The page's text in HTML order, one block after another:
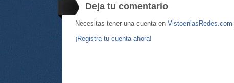
Deja tu comentario
Necesitas tener una cuenta en VistoenlasRedes.com
¡Registra tu cuenta ahora!